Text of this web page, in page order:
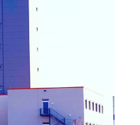
Products –
- An overview